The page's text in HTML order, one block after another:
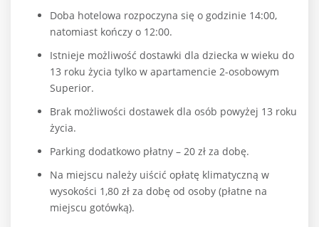
Doba hotelowa rozpoczyna się o godzinie 14:00,
natomiast kończy o 12:00.
Istnieje możliwość dostawki dla dziecka w wieku do
13 roku życia tylko w apartamencie 2-osobowym
Superior.
Brak możliwości dostawek dla osób powyżej 13 roku
życia.
Parking dodatkowo płatny – 20 zł za dobę.
Na miejscu należy uiścić opłatę klimatyczną w
wysokości 1,80 zł za dobę od osoby (płatne na
miejscu gotówką).